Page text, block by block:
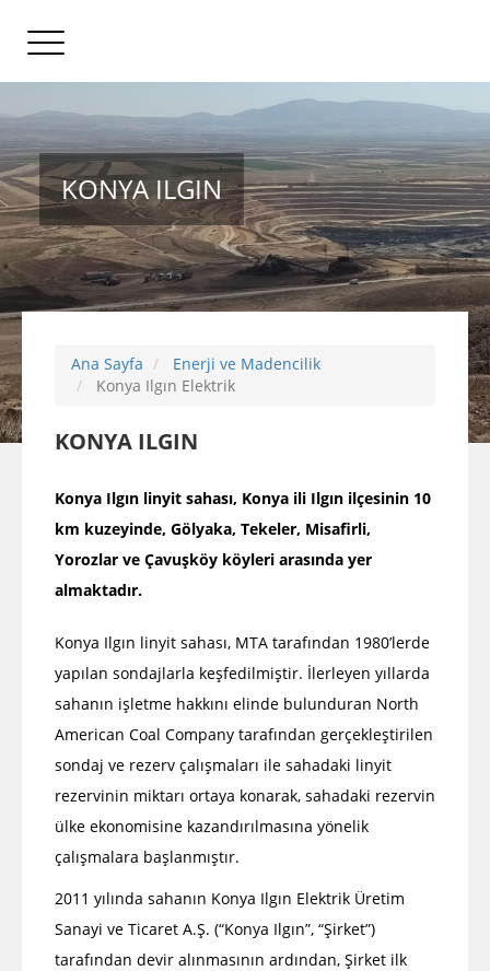
KONYA ILGIN
Ana Sayfa
Enerji ve Madencilik
Konya Ilgın Elektrik
KONYA ILGIN
Konya Ilgın linyit sahası, Konya ili Ilgın ilçesinin 10
km kuzeyinde, Gölyaka, Tekeler, Misafirli,
Yorozlar ve Çavuşköy köyleri arasında yer
almaktadır.
Konya Ilgın linyit sahası, MTA tarafından 1980’lerde
yapılan sondajlarla keşfedilmiştir. İlerleyen yıllarda
sahanın işletme hakkını elinde bulunduran North
American Coal Company tarafından gerçekleştirilen
sondaj ve rezerv çalışmaları ile sahadaki linyit
rezervinin miktarı ortaya konarak, sahadaki rezervin
ülke ekonomisine kazandırılmasına yönelik
çalışmalara başlanmıştır.
2011 yılında sahanın Konya Ilgın Elektrik Üretim
Sanayi ve Ticaret A.Ş. (“Konya Ilgın”, “Şirket”)
tarafından devir alınmasının ardından, Şirket ilk